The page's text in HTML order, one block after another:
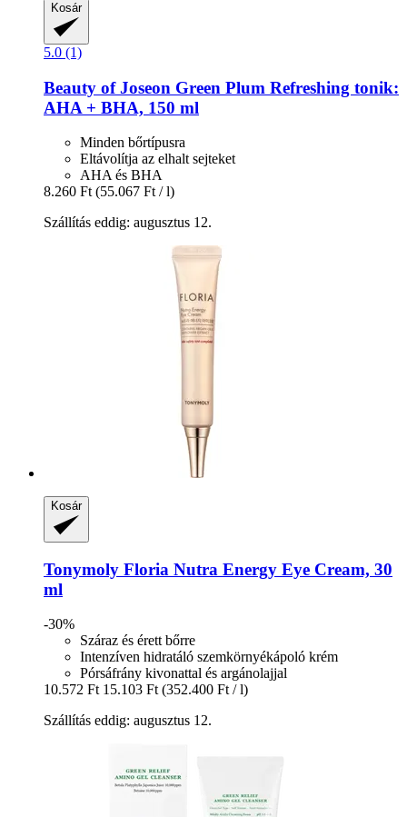
Kosár
5.0 (1)
Beauty of Joseon Green Plum Refreshing tonik:
AHA + BHA, 150 ml
Minden bőrtípusra
Eltávolítja az elhalt sejteket
AHA és BHA
8.260 Ft (55.067 Ft / l)
Szállítás eddig: augusztus 12.
Kosár
Tonymoly Floria Nutra Energy Eye Cream, 30
ml
-30%
Száraz és érett bőrre
Intenzíven hidratáló szemkörnyékápoló krém
Pórsáfrány kivonattal és argánolajjal
10.572 Ft 15.103 Ft (352.400 Ft / l)
Szállítás eddig: augusztus 12.